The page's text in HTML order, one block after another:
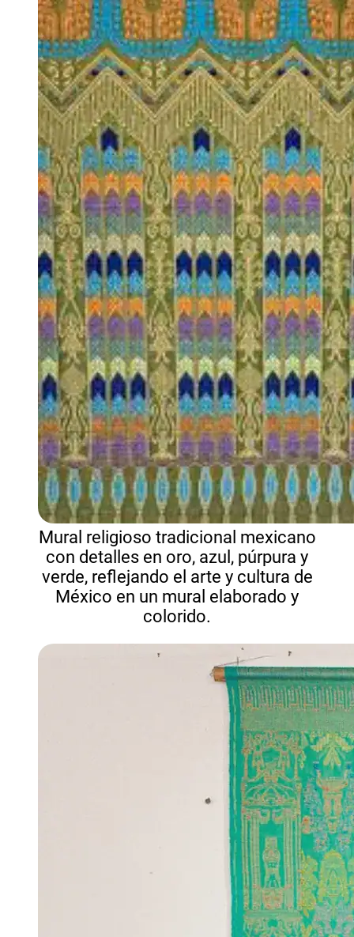
Mural religioso tradicional mexicano
con detalles en oro, azul, púrpura y
verde, reflejando el arte y cultura de
México en un mural elaborado y
colorido.